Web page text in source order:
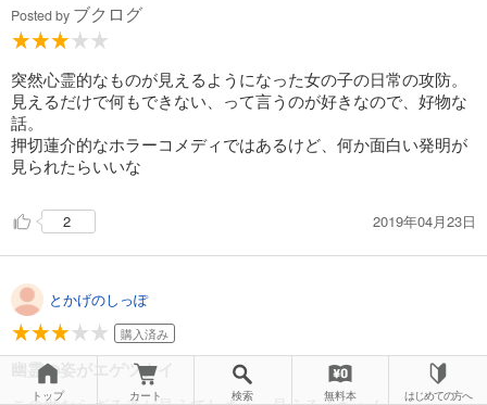
Posted by ブクログ
突然心霊的なものが見えるようになった女の子の日常の攻防。
見えるだけで何もできない、って言うのが好きなので、好物な
話。
押切蓮介的なホラーコメディではあるけど、何か面白い発明が
見られたらいいな
2 2019年04月23日
とかげのしっぽ
購入済み
幽霊の姿がエゲツナイ
トップ カート 検索 無料本 はじめての方へ